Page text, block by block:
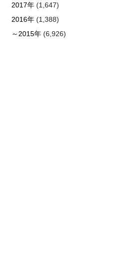
2017年(1,647)
2016年(1,388)
～2015年(6,926)